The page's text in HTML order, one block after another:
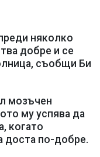
няколко
добре и се
съобщи Би
мозъчен
му успява да
когато
доста по-добре.